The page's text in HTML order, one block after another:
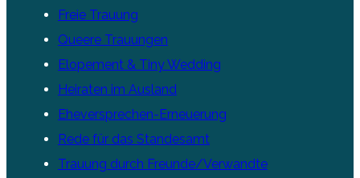
Freie Trauung
Queere Trauungen
Elopement & Tiny Wedding
Heiraten im Ausland
Eheversprechen-Erneuerung
Rede für das Standesamt
Trauung durch Freunde/Verwandte